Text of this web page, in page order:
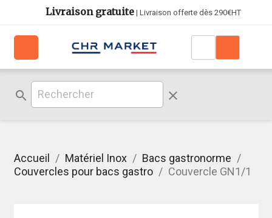
Livraison gratuite| Livraison offerte dès 290€HT
search clear
Accueil Matériel Inox
Bacs gastronorme
Couvercles pour bacs gastro
Couvercle GN1/1